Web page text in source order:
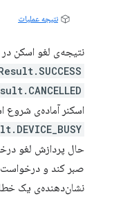
نتیجه عملیات
نتیجه‌ی لغو اسکن در backend. اگر نتیجه
اسکنر آماده‌ی
حال پردازش لغو
صبر کند و درخواست
نشان‌دهنده‌ی یک